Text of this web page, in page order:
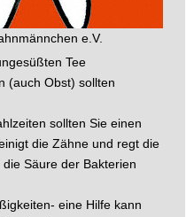
e.V.
Tee
(auch Obst) sollten
sollten Sie einen
die Zähne und regt die
Säure der Bakterien
eine Hilfe kann